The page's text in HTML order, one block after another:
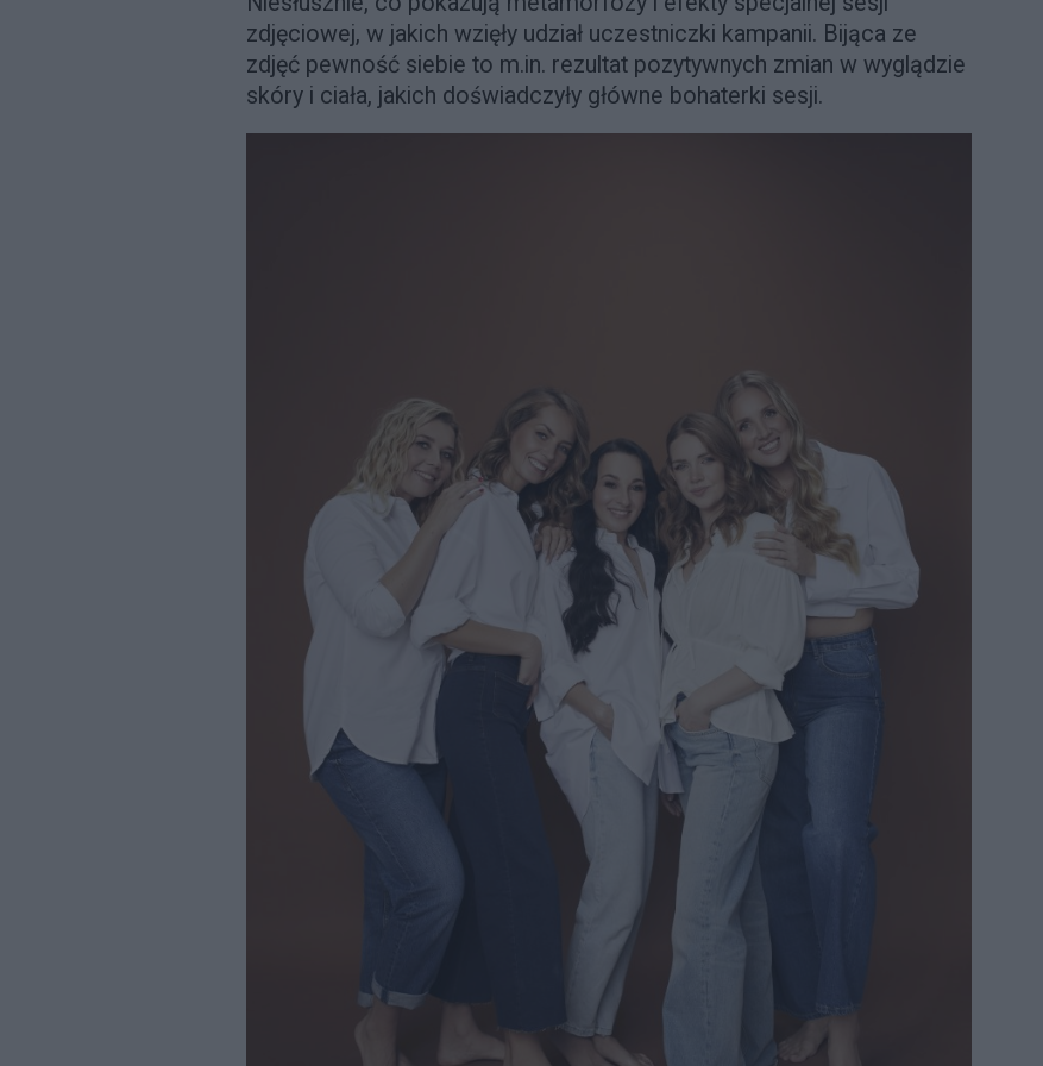
zdjęciowej, w jakich wzięły udział uczestniczki kampanii. Bijąca ze
zdjęć pewność siebie to m.in. rezultat pozytywnych zmian w wyglądzie
skóry i ciała, jakich doświadczyły główne bohaterki sesji.